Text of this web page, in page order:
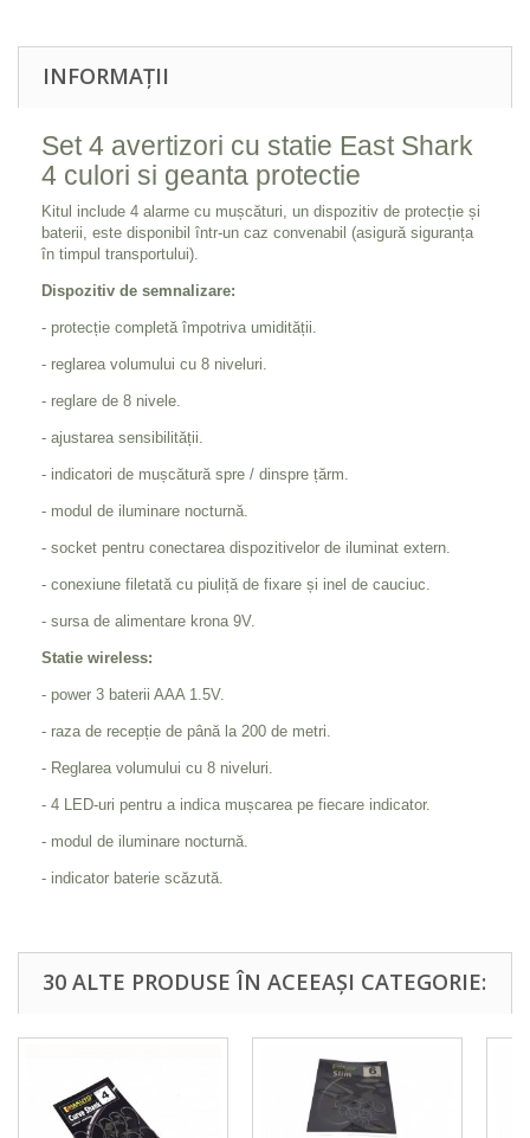
INFORMAȚII
Set 4 avertizori cu statie East Shark
4 culori si geanta protectie
Kitul include 4 alarme cu mușcături, un dispozitiv de protecție și
baterii, este disponibil într-un caz convenabil (asigură siguranța
în timpul transportului).
Dispozitiv de semnalizare:
- protecție completă împotriva umidității.
- reglarea volumului cu 8 niveluri.
- reglare de 8 nivele.
- ajustarea sensibilității.
- indicatori de mușcătură spre / dinspre țărm.
- modul de iluminare nocturnă.
- socket pentru conectarea dispozitivelor de iluminat extern.
- conexiune filetată cu piuliță de fixare și inel de cauciuc.
- sursa de alimentare krona 9V.
Statie wireless:
- power 3 baterii AAA 1.5V.
- raza de recepție de până la 200 de metri.
- Reglarea volumului cu 8 niveluri.
- 4 LED-uri pentru a indica mușcarea pe fiecare indicator.
- modul de iluminare nocturnă.
- indicator baterie scăzută.
30 ALTE PRODUSE ÎN ACEEAȘI CATEGORIE: